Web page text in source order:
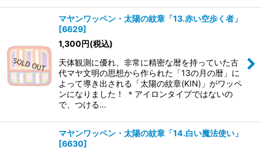
マヤンワッペン・太陽の紋章「13.赤い空歩く者」
[6629]
1,300円(税込)
天体観測に優れ、非常に精密な暦を持っていた古
代マヤ文明の思想から作られた「13の月の暦」に
よって導き出される「太陽の紋章(KIN)」がワッペ
ンになりました！ ＊アイロンタイプではないの
で、つける…
マヤンワッペン・太陽の紋章「14.白い魔法使い」
[6630]